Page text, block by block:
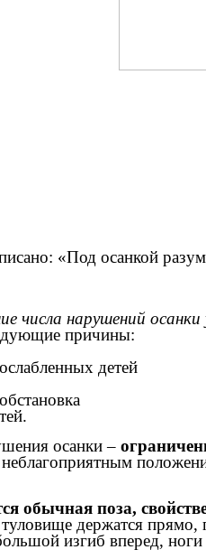
«Под осанкой
числа нарушений
причины:
детей
осанки –
обычная поза,
держатся прямо,
изгиб вперед,